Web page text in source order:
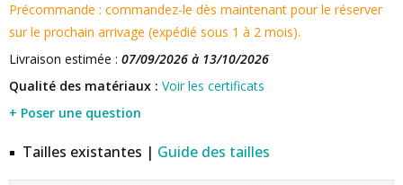
Précommande : commandez-le dès maintenant pour le réserver
sur le prochain arrivage (expédié sous 1 à 2 mois).
Livraison estimée : 07/09/2026 à 13/10/2026
Qualité des matériaux : Voir les certificats
+ Poser une question
Tailles existantes | Guide des tailles